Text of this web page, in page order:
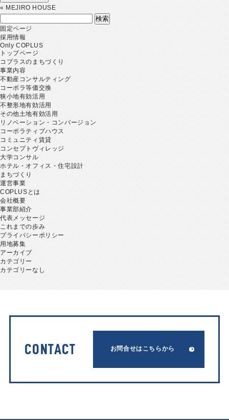
« MEJIRO HOUSE
索:
固定ページ
採用情報
Only COPLUS
トップページ
コプラスのまちづくり
事業内容
不動産コンサルティング
コーポラ等価交換
狭小地有効活用
不整形地有効活用
その他土地有効活用
リノベーション・コンバージョン
コーポラティブハウス
コミュニティ賃貸
コンセプトヴィレッジ
大学コンサル
ホテル・オフィス・住宅設計
まちづくり
運営事業
COPLUSとは
会社概要
事業部紹介
代表メッセージ
これまでの歩み
プライバシーポリシー
用地募集
アーカイブ
カテゴリー
カテゴリーなし
CONTACT お問合せはこちらから